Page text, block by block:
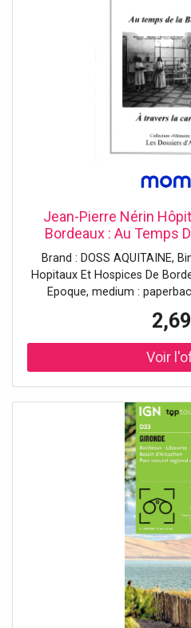
la précision d’un côté et, de
gratter les
Jean-Pierre Nérin
Bordeaux : Au Temps
Travers La
Brand : DOSS AQUITAINE,
Hopitaux Et Hospices De
Epoque, medium :
languages : french,